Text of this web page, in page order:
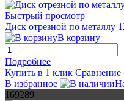
Быстрый просмотр
Диск отрезной по металлу
В корзину
Подробнее
Купить в 1 клик Сравнение
В избранное
169289